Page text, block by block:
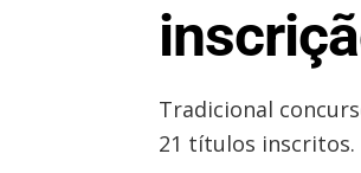
Tradicional
21 títulos inscritos.